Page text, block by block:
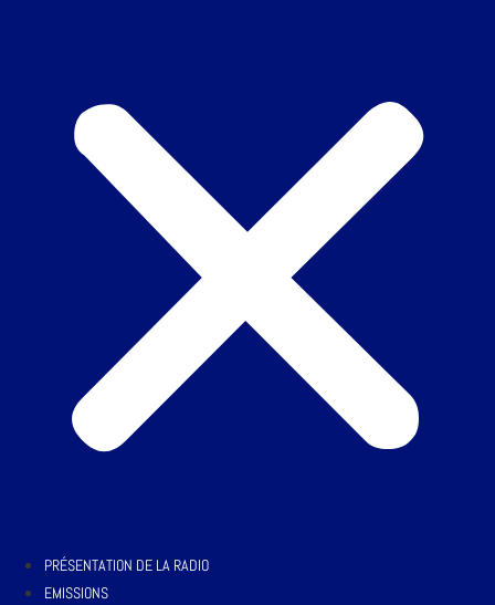
PRÉSENTATION DE LA RADIO
EMISSIONS